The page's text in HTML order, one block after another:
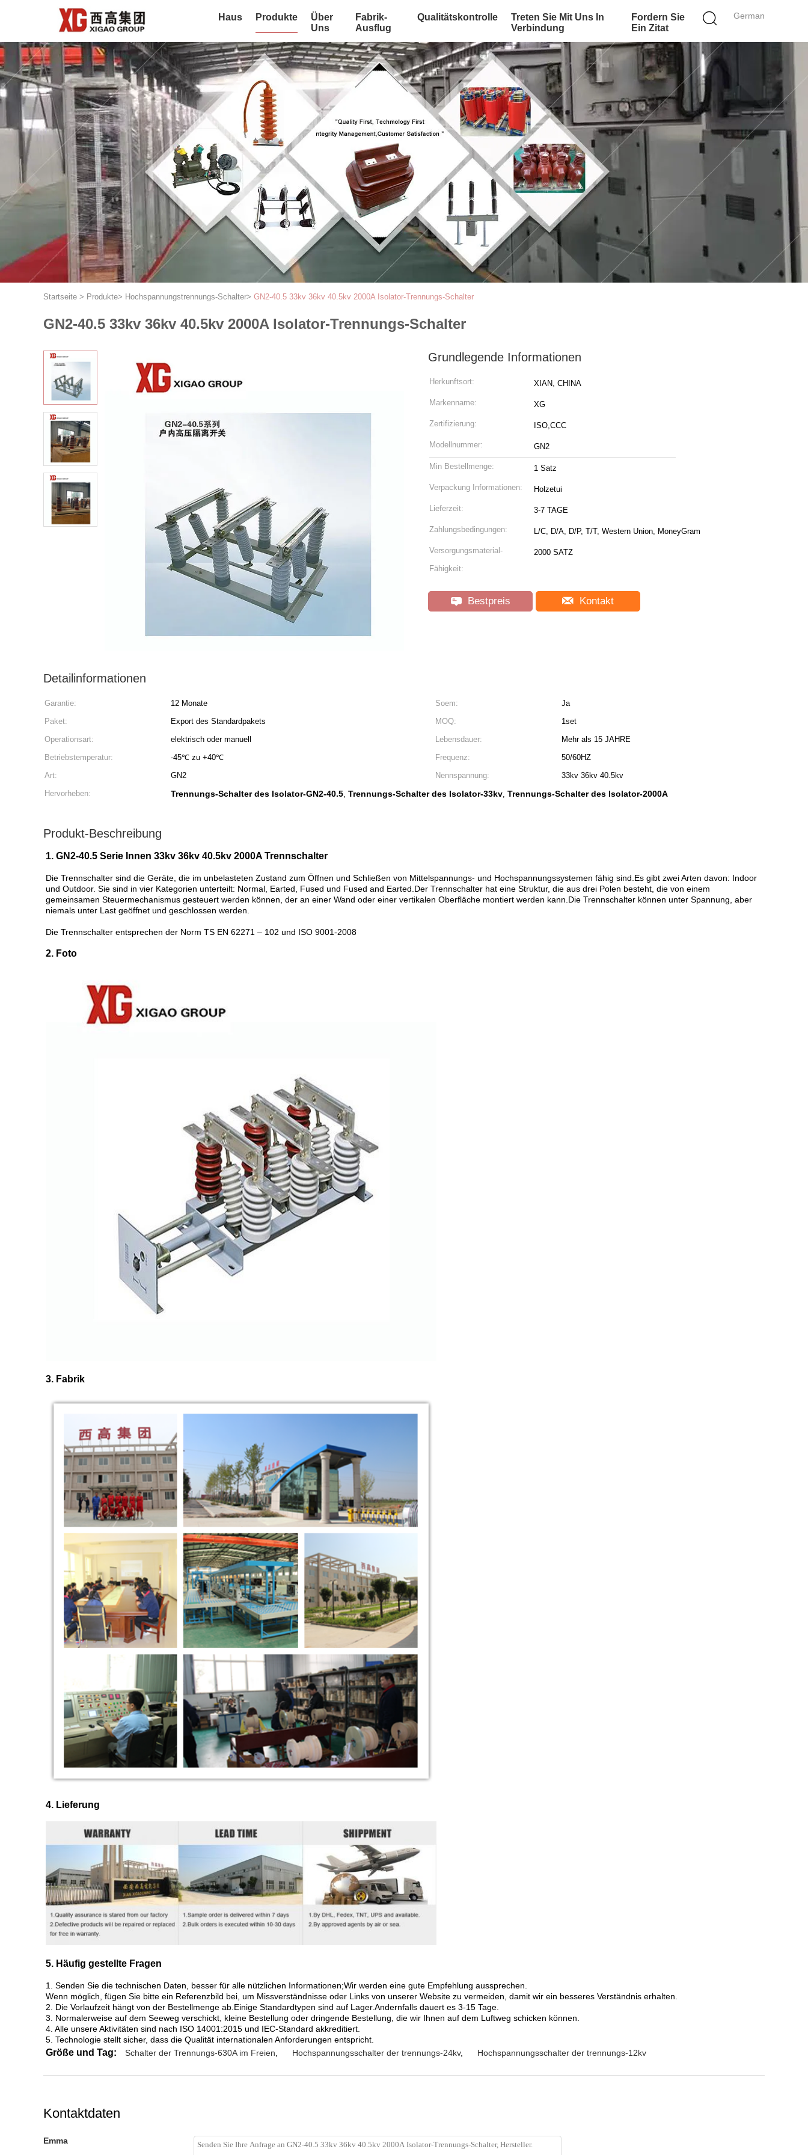
German
Haus Produkte
Über
Uns
Fabrik-
Ausflug
Qualitätskontrolle
Treten Sie Mit Uns In
Verbindung
Fordern Sie
Ein Zitat
Startseite > Produkte> Hochspannungstrennungs-Schalter> GN2-40.5 33kv 36kv 40.5kv 2000A Isolator-Trennungs-Schalter
GN2-40.5 33kv 36kv 40.5kv 2000A Isolator-Trennungs-Schalter
Grundlegende Informationen
Herkunftsort: XIAN, CHINA
Markenname: XG
Zertifizierung: ISO,CCC
Modellnummer: GN2
Min Bestellmenge: 1 Satz
Verpackung Informationen: Holzetui
Lieferzeit: 3-7 TAGE
Zahlungsbedingungen: L/C, D/A, D/P, T/T, Western Union, MoneyGram
Versorgungsmaterial-
Fähigkeit:
2000 SATZ
Bestpreis Kontakt
Detailinformationen
Garantie: 12 Monate Soem:
Ja
Paket:
Export des Standardpakets MOQ:
1set
Operationsart:
elektrisch oder manuell Lebensdauer:
Mehr als 15 JAHRE
Betriebstemperatur:
-45℃ zu +40℃ Frequenz:
50/60HZ
Art:
GN2 Nennspannung:
33kv 36kv 40.5kv
Hervorheben:
Trennungs-Schalter des Isolator-GN2-40.5, Trennungs-Schalter des Isolator-33kv, Trennungs-Schalter des Isolator-2000A
Produkt-Beschreibung
1. GN2-40.5 Serie Innen 33kv 36kv 40.5kv 2000A Trennschalter
Die Trennschalter sind die Geräte, die im unbelasteten Zustand zum Öffnen und Schließen von Mittelspannungs- und Hochspannungssystemen fähig sind.Es gibt zwei Arten davon: Indoor
und Outdoor. Sie sind in vier Kategorien unterteilt: Normal, Earted, Fused und Fused and Earted.Der Trennschalter hat eine Struktur, die aus drei Polen besteht, die von einem
gemeinsamen Steuermechanismus gesteuert werden können, der an einer Wand oder einer vertikalen Oberfläche montiert werden kann.Die Trennschalter können unter Spannung, aber
niemals unter Last geöffnet und geschlossen werden.
Die Trennschalter entsprechen der Norm TS EN 62271 – 102 und ISO 9001-2008
2. Foto
3. Fabrik
4. Lieferung
5. Häufig gestellte Fragen
1. Senden Sie die technischen Daten, besser für alle nützlichen Informationen;Wir werden eine gute Empfehlung aussprechen.
Wenn möglich, fügen Sie bitte ein Referenzbild bei, um Missverständnisse oder Links von unserer Website zu vermeiden, damit wir ein besseres Verständnis erhalten.
2. Die Vorlaufzeit hängt von der Bestellmenge ab.Einige Standardtypen sind auf Lager.Andernfalls dauert es 3-15 Tage.
3. Normalerweise auf dem Seeweg verschickt, kleine Bestellung oder dringende Bestellung, die wir Ihnen auf dem Luftweg schicken können.
4. Alle unsere Aktivitäten sind nach ISO 14001:2015 und IEC-Standard akkreditiert.
5. Technologie stellt sicher, dass die Qualität internationalen Anforderungen entspricht.
Größe und Tag: Schalter der Trennungs-630A im Freien Hochspannungsschalter der trennungs-24kv, Hochspannungsschalter der trennungs-12kv
Kontaktdaten
Emma